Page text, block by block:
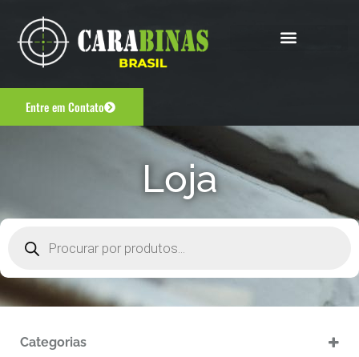
Entre em Contato
Loja
Categorias